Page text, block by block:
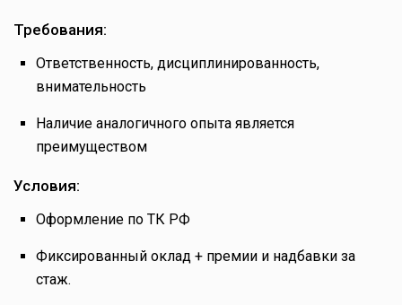
Требования:
Ответственность, дисциплинированность,
внимательность
Наличие аналогичного опыта является
преимуществом
Условия:
Оформление по ТК РФ
Фиксированный оклад + премии и надбавки за
стаж.